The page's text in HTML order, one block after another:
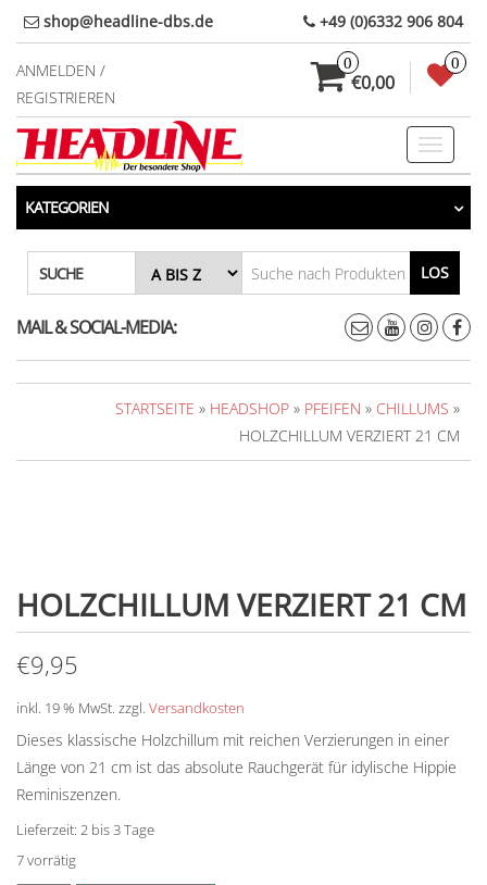
Direkt
zum
Inhalt
shop@headline-dbs.de +49 (0)6332 906 804
ANMELDEN /
REGISTRIEREN
0
€0,00
0
Toggle
KATEGORIEN
SUCHE LOS
MAIL & SOCIAL-MEDIA:
STARTSEITE » HEADSHOP » PFEIFEN » CHILLUMS »
HOLZCHILLUM VERZIERT 21 CM
HOLZCHILLUM VERZIERT 21 CM
€9,95
inkl. 19 % MwSt. zzgl. Versandkosten
Dieses klassische Holzchillum mit reichen Verzierungen in einer
Länge von 21 cm ist das absolute Rauchgerät für idylische Hippie
Reminiszenzen.
Lieferzeit: 2 bis 3 Tage
7 vorrätig